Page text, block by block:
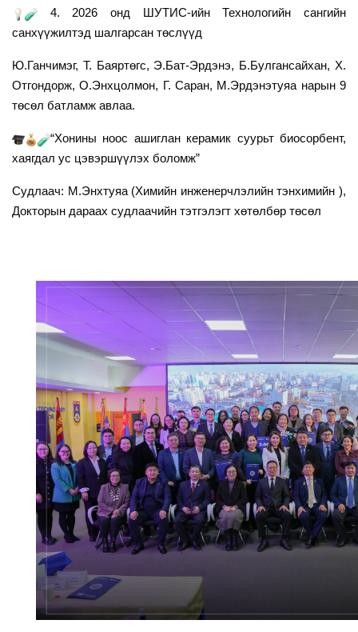
4. 2026 онд ШУТИС-ийн Технологийн сангийн
санхүүжилтэд шалгарсан төслүүд
Ю.Ганчимэг, Т. Баяртөгс, Э.Бат-Эрдэнэ, Б.Булгансайхан, Х.
Отгондорж, О.Энхцолмон, Г. Саран, М.Эрдэнэтуяа нарын 9
төсөл батламж авлаа.
“Хонины ноос ашиглан керамик суурьт биосорбент,
хаягдал ус цэвэршүүлэх боломж”
Судлаач: М.Энхтуяа (Химийн инженерчлэлийн тэнхимийн ),
Докторын дараах судлаачийн тэтгэлэгт хөтөлбөр төсөл